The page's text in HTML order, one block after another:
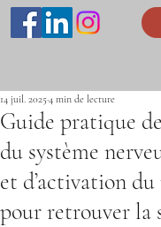
Guide pratique
du système
et d’activation
pour retrouver la
14 juil. 20254 min de lecture